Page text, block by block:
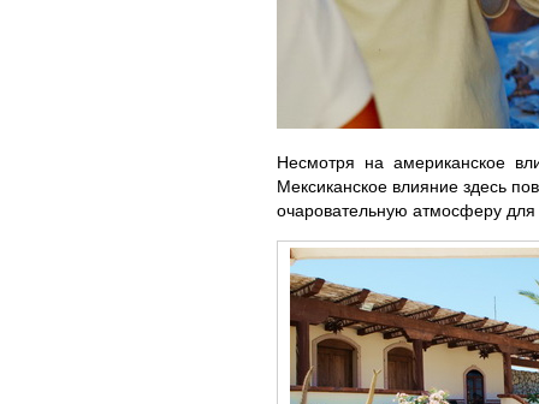
Несмотря на американское
Мексиканское влияние здесь
очаровательную атмосферу для